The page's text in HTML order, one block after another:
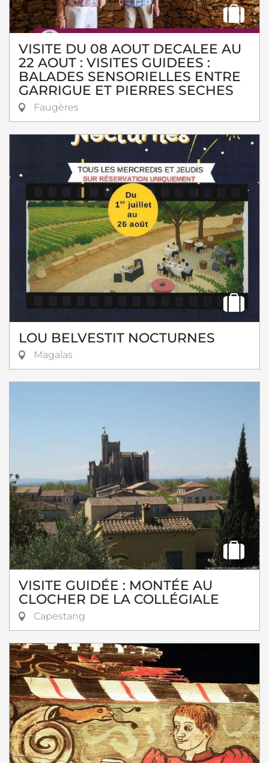
VISITE DU 08 AOUT DECALEE AU
22 AOUT : VISITES GUIDEES :
BALADES SENSORIELLES ENTRE
GARRIGUE ET PIERRES SECHES
Faugères
LOU BELVESTIT NOCTURNES
Magalas
VISITE GUIDÉE : MONTÉE AU
CLOCHER DE LA COLLÉGIALE
Capestang